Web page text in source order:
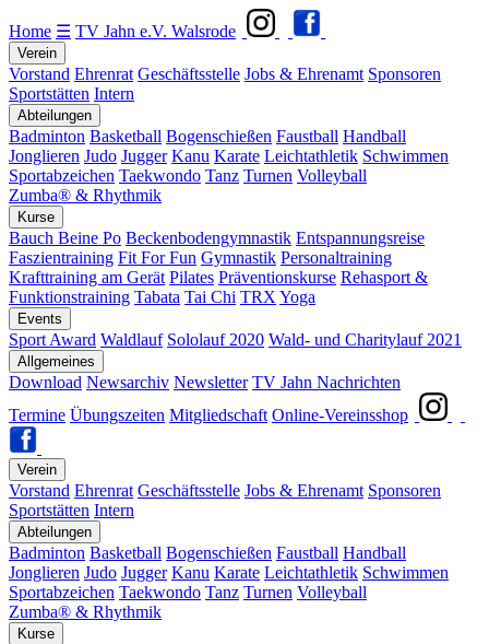
Home ☰ TV Jahn e.V. Walsrode
Verein
Vorstand Ehrenrat Geschäftsstelle Jobs & Ehrenamt Sponsoren
Sportstätten Intern
Abteilungen
Badminton Basketball Bogenschießen Faustball Handball
Jonglieren Judo Jugger Kanu Karate Leichtathletik Schwimmen
Sportabzeichen Taekwondo Tanz Turnen Volleyball
Zumba® & Rhythmik
Kurse
Bauch Beine Po Beckenbodengymnastik Entspannungsreise
Faszientraining Fit For Fun Gymnastik Personaltraining
Krafttraining am Gerät Pilates Präventionskurse Rehasport &
Funktionstraining Tabata Tai Chi TRX Yoga
Events
Sport Award Waldlauf Sololauf 2020 Wald- und Charitylauf 2021
Allgemeines
Download Newsarchiv Newsletter TV Jahn Nachrichten
Termine Übungszeiten Mitgliedschaft Online-Vereinsshop
Verein
Vorstand Ehrenrat Geschäftsstelle Jobs & Ehrenamt Sponsoren
Sportstätten Intern
Abteilungen
Badminton Basketball Bogenschießen Faustball Handball
Jonglieren Judo Jugger Kanu Karate Leichtathletik Schwimmen
Sportabzeichen Taekwondo Tanz Turnen Volleyball
Zumba® & Rhythmik
Kurse